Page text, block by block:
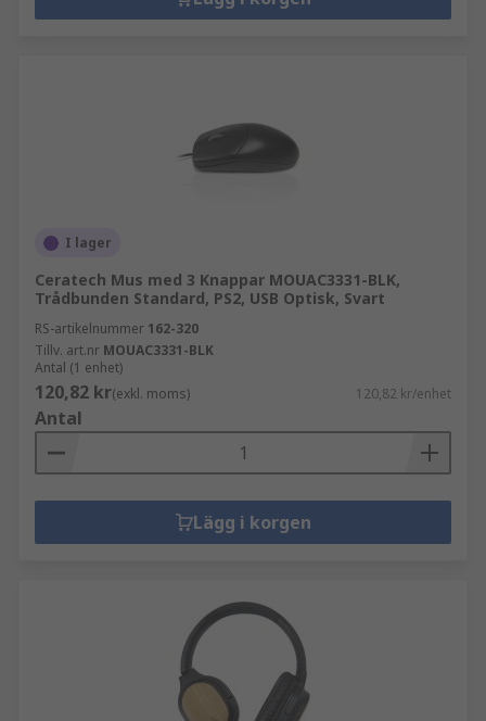
I lager
Ceratech Mus med 3 Knappar MOUAC3331-BLK,
Trådbunden Standard, PS2, USB Optisk, Svart
RS-artikelnummer 162-320
Tillv. art.nr MOUAC3331-BLK
Antal (1 enhet)
120,82 kr(exkl. moms) 120,82 kr/enhet
Antal
Lägg i korgen